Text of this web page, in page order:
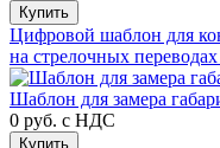
Купить
Цифровой шаблон для
на стрелочных
Шаблон для замера
0 руб. с НДС
Купить